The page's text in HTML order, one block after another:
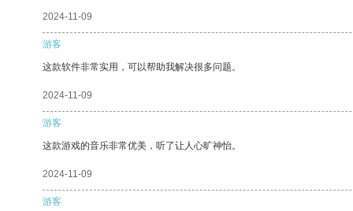
2024-11-09
游客
这款软件非常实用，可以帮助我解决很多问题。
2024-11-09
游客
这款游戏的音乐非常优美，听了让人心旷神怡。
2024-11-09
游客